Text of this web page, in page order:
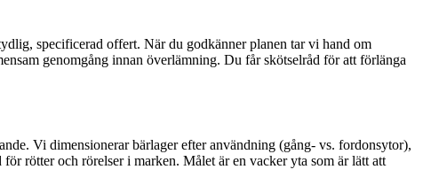
specificerad offert. När du godkänner planen tar vi hand om
genomgång innan överlämning. Du får skötselråd för att förlänga
Vi dimensionerar bärlager efter användning (gång- vs. fordonsytor),
rötter och rörelser i marken. Målet är en vacker yta som är lätt att